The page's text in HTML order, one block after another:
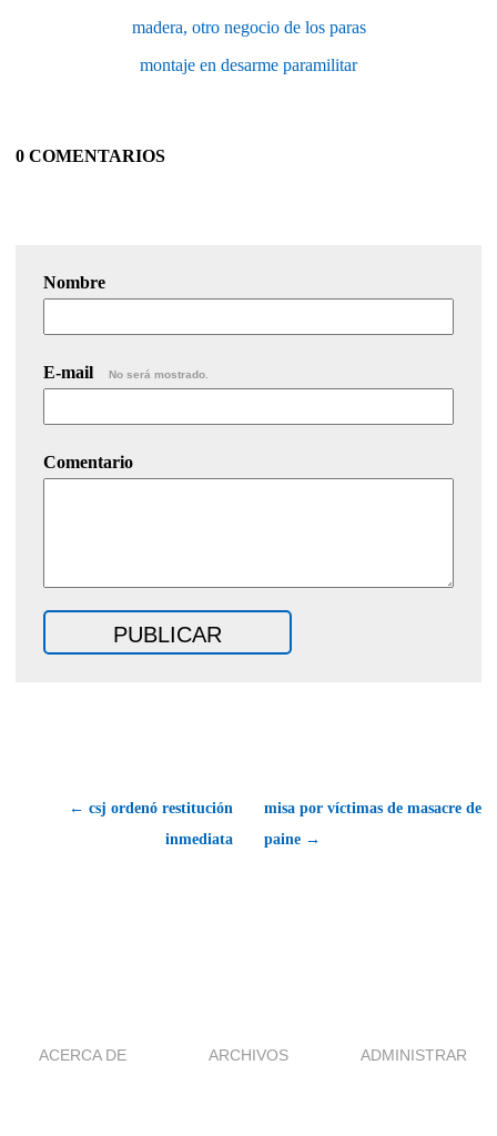
madera, otro negocio de los paras
montaje en desarme paramilitar
0 COMENTARIOS
Nombre
E-mail No será mostrado.
Comentario
← csj ordenó restitución
inmediata
misa por víctimas de masacre de
paine →
ACERCA DE ARCHIVOS ADMINISTRAR